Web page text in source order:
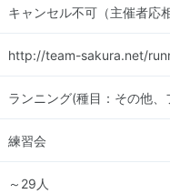
キャンセル不可（主催者応相
http://team-sakura.net/
ランニング(種目：その他、
練習会
～29人